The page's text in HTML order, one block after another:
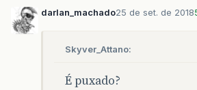
darlan_machado25 de set. de 2018
Skyver_Attano:
É puxado?